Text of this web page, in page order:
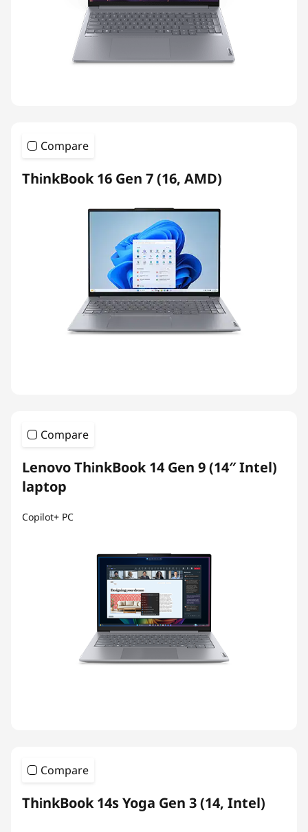
Compare
ThinkBook 16 Gen 7 (16, AMD)
Compare
Lenovo ThinkBook 14 Gen 9 (14″ Intel)
laptop
Copilot+ PC
Compare
ThinkBook 14s Yoga Gen 3 (14, Intel)